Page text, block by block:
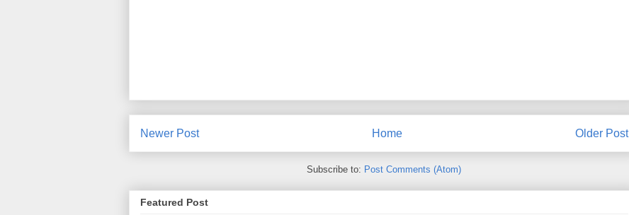
Newer Post Older Post
Home
Subscribe to: Post Comments (Atom)
Featured Post